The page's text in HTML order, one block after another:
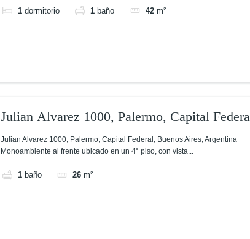
1 dormitorio 1 baño 42 m²
Julian Alvarez 1000, Palermo, Capital
Julian Alvarez 1000, Palermo, Capital Federal, Buenos Aires, Argentina
Monoambiente al frente ubicado en un 4° piso, con vista...
1 baño 26 m²